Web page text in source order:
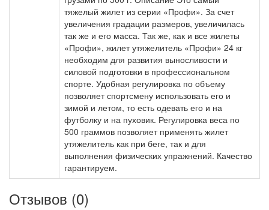
тяжелый жилет из серии «Профи». За счет
увеличения градации размеров, увеличилась
так же и его масса. Так же, как и все жилеты
«Профи», жилет утяжелитель «Профи» 24 кг
необходим для развития выносливости и
силовой подготовки в профессиональном
спорте. Удобная регулировка по объему
позволяет спортсмену использовать его и
зимой и летом, то есть одевать его и на
футболку и на пуховик. Регулировка веса по
500 граммов позволяет применять жилет
утяжелитель как при беге, так и для
выполнения физических упражнений. Качество
гарантируем.
Отзывов (0)